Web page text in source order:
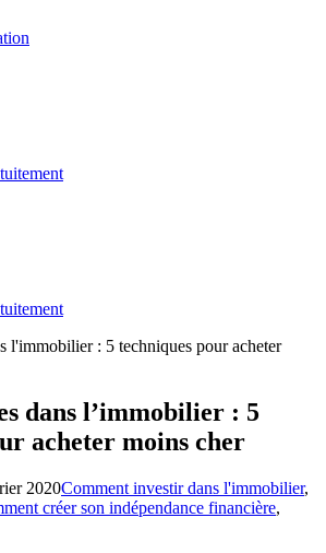
dans l’immobilier : 5
acheter moins cher
2020Comment investir dans l'immobilier,
créer son indépendance financière,